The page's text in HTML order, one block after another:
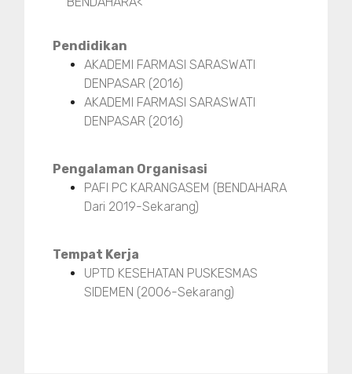
Pendidikan
AKADEMI FARMASI SARASWATI
DENPASAR (2016)
AKADEMI FARMASI SARASWATI
DENPASAR (2016)
Pengalaman Organisasi
PAFI PC KARANGASEM (BENDAHARA
Dari 2019-Sekarang)
Tempat Kerja
UPTD KESEHATAN PUSKESMAS
SIDEMEN (2006-Sekarang)